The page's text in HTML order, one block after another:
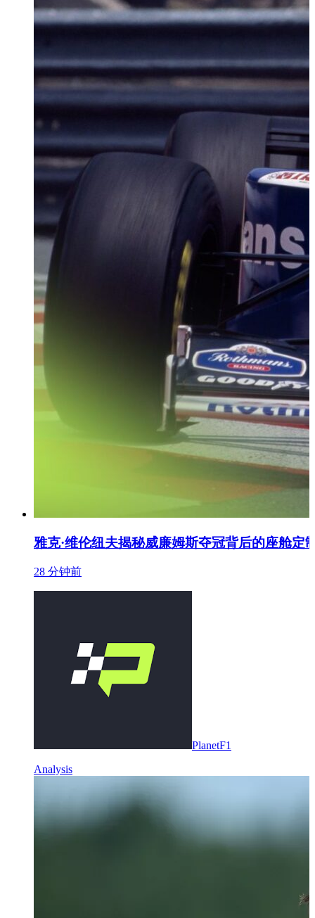
雅克·维伦纽夫揭秘威廉姆斯夺冠背后的座舱定
28 分钟前
PlanetF1
Analysis